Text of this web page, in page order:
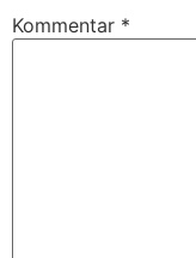
Kommentar *